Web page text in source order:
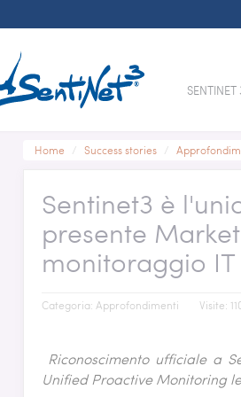
SENTINET
END
ACTIVE
GREEN
Home / Success stories /
Sentinet3 è
presente
monitoraggio IT
Categoria: Approfondimenti Visite:
Riconoscimento ufficiale a
Unified Proactive Monitoring